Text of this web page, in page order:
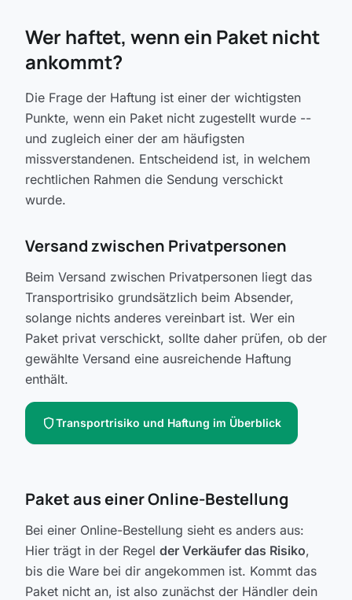
Wer haftet, wenn ein Paket nicht
ankommt?
Die Frage der Haftung ist einer der wichtigsten
Punkte, wenn ein Paket nicht zugestellt wurde --
und zugleich einer der am häufigsten
missverstandenen. Entscheidend ist, in welchem
rechtlichen Rahmen die Sendung verschickt
wurde.
Versand zwischen Privatpersonen
Beim Versand zwischen Privatpersonen liegt das
Transportrisiko grundsätzlich beim Absender,
solange nichts anderes vereinbart ist. Wer ein
Paket privat verschickt, sollte daher prüfen, ob der
gewählte Versand eine ausreichende Haftung
enthält.
shieldTransportrisiko und Haftung im Überblick
Paket aus einer Online-Bestellung
Bei einer Online-Bestellung sieht es anders aus:
Hier trägt in der Regel der Verkäufer das Risiko,
bis die Ware bei dir angekommen ist. Kommt das
Paket nicht an, ist also zunächst der Händler dein